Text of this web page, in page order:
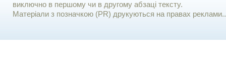
виключно в першому чи в другому абзаці тексту.
Матеріали з позначкою (PR) друкуються на правах реклами..